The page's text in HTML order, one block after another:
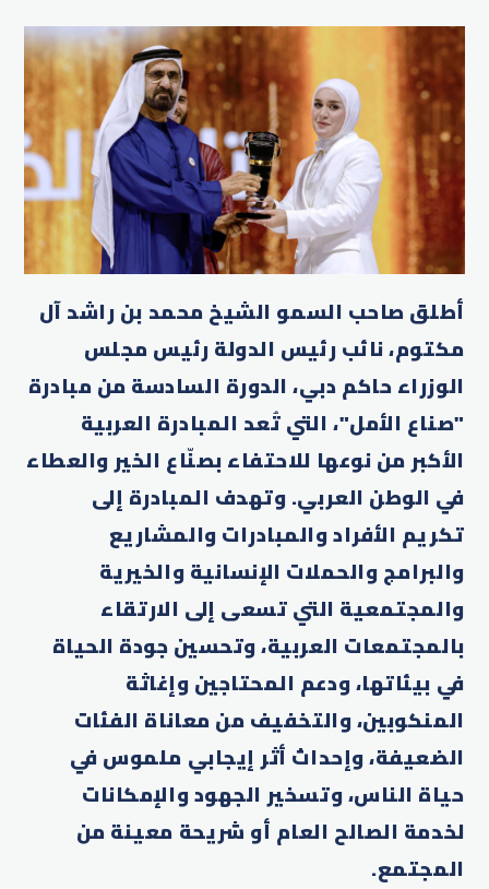
أطلق صاحب السمو الشيخ محمد بن راشد آل
مكتوم، نائب رئيس الدولة رئيس مجلس
الوزراء حاكم دبي، الدورة السادسة من مبادرة
"صناع الأمل"، التي تُعد المبادرة العربية
الأكبر من نوعها للاحتفاء بصنّاع الخير والعطاء
في الوطن العربي. وتهدف المبادرة إلى
تكريم الأفراد والمبادرات والمشاريع
والبرامج والحملات الإنسانية والخيرية
والمجتمعية التي تسعى إلى الارتقاء
بالمجتمعات العربية، وتحسين جودة الحياة
في بيئاتها، ودعم المحتاجين وإغاثة
المنكوبين، والتخفيف من معاناة الفئات
الضعيفة، وإحداث أثر إيجابي ملموس في
حياة الناس، وتسخير الجهود والإمكانات
لخدمة الصالح العام أو شريحة معينة من
المجتمع.